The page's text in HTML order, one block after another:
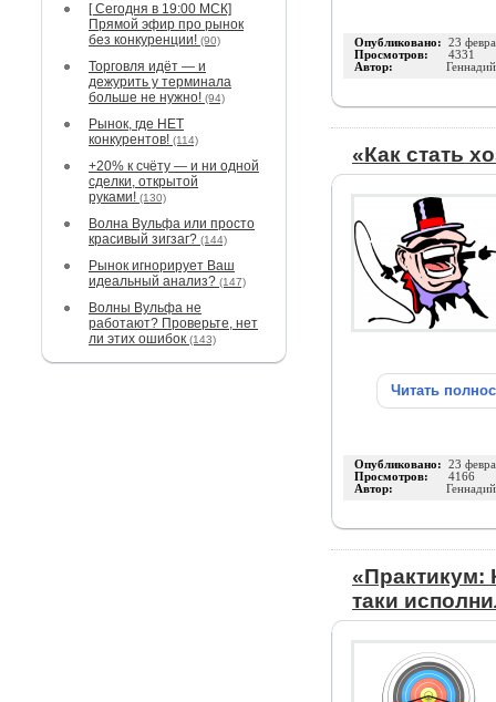
[ Сегодня в 19:00 МСК]
Прямой эфир про рынок
без конкуренции! (90)
Торговля идёт — и
дежурить у терминала
больше не нужно! (94)
Рынок, где НЕТ
конкурентов! (114)
+20% к счёту — и ни одной
сделки, открытой
руками! (130)
Волна Вульфа или просто
красивый зигзаг? (144)
Рынок игнорирует Ваш
идеальный анализ? (147)
Волны Вульфа не
работают? Проверьте, нет
ли этих ошибок (143)
Опубликовано: 23
Просмотров: 4331
Автор:
«Как стать
Читать
Опубликовано: 23
Просмотров: 4166
Автор:
«Практикум:
таки